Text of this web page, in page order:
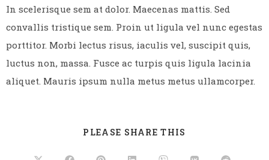
In scelerisque sem at dolor. Maecenas mattis. Sed
convallis tristique sem. Proin ut ligula vel nunc egestas
porttitor. Morbi lectus risus, iaculis vel, suscipit quis,
luctus non, massa. Fusce ac turpis quis ligula lacinia
aliquet. Mauris ipsum nulla metus metus ullamcorper.
PLEASE SHARE THIS